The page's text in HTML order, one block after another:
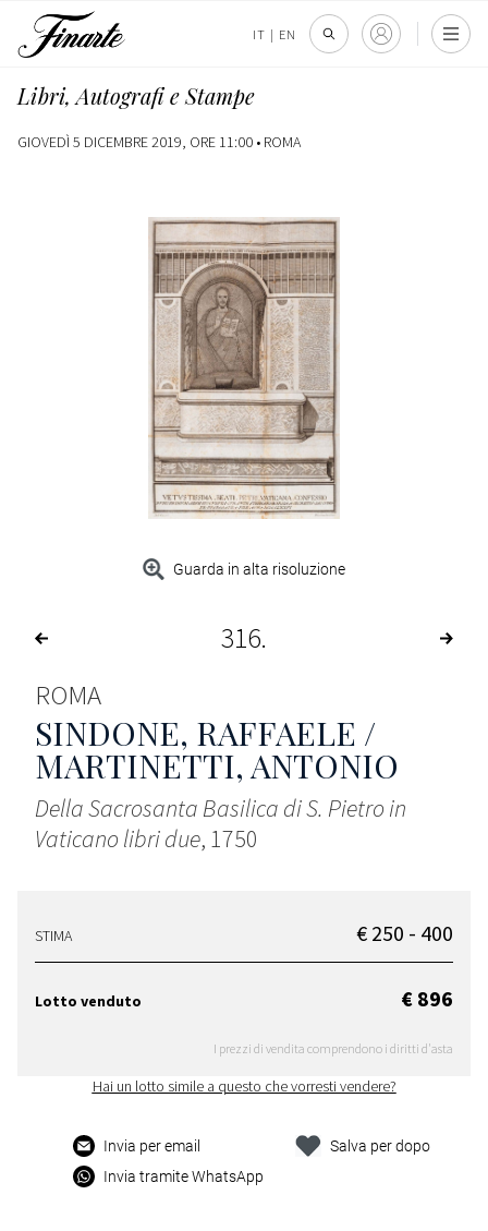
IT | EN
Libri, Autografi e Stampe
GIOVEDÌ 5 DICEMBRE 2019, ORE 11:00 • ROMA
Guarda in alta risoluzione
316
ROMA
SINDONE, RAFFAELE /
MARTINETTI, ANTONIO
Della Sacrosanta Basilica di S. Pietro in
Vaticano libri due, 1750
STIMA € 250 - 400
Lotto venduto € 896
I prezzi di vendita comprendono i diritti d'asta
Hai un lotto simile a questo che vorresti vendere?
Invia per email
Invia tramite WhatsApp
Salva per dopo